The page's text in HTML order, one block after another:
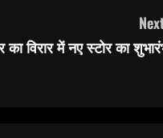
विरार में नए स्टोर का